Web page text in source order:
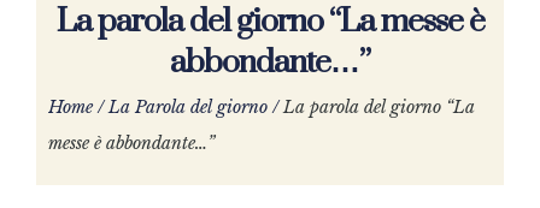
La parola del giorno “La messe è
abbondante…”
Home /La Parola del giorno /La parola del giorno “La
messe è abbondante…”